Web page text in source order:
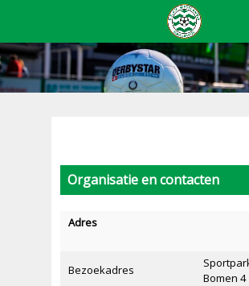
Organisatie en contacten
Adres
Bezoekadres
Bomen 4